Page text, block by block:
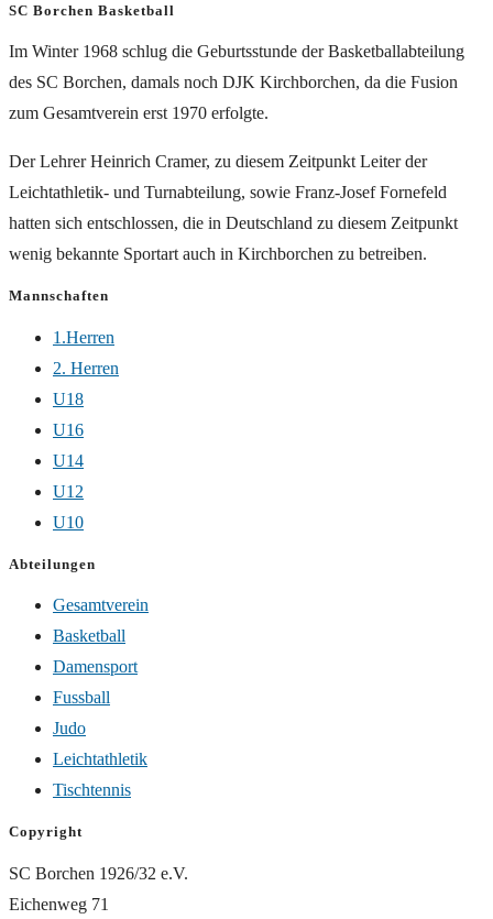
SC Borchen Basketball
Im Winter 1968 schlug die Geburtsstunde der Basketballabteilung
des SC Borchen, damals noch DJK Kirchborchen, da die Fusion
zum Gesamtverein erst 1970 erfolgte.
Der Lehrer Heinrich Cramer, zu diesem Zeitpunkt Leiter der
Leichtathletik- und Turnabteilung, sowie Franz-Josef Fornefeld
hatten sich entschlossen, die in Deutschland zu diesem Zeitpunkt
wenig bekannte Sportart auch in Kirchborchen zu betreiben.
Mannschaften
1.Herren
2. Herren
U18
U16
U14
U12
U10
Abteilungen
Gesamtverein
Basketball
Damensport
Fussball
Judo
Leichtathletik
Tischtennis
Copyright
SC Borchen 1926/32 e.V.
Eichenweg 71